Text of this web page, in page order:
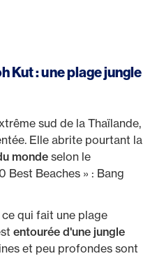
Kut : une plage jungle
sud de la Thaïlande,
Elle abrite pourtant la
monde selon le
Best Beaches » : Bang
qui fait une plage
entourée d'une jungle
et peu profondes sont